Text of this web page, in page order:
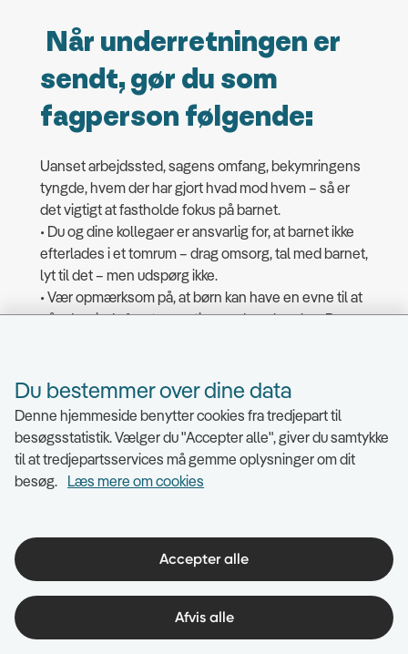
Når underretningen er
sendt, gør du som
fagperson følgende:
Uanset arbejdssted, sagens omfang, bekymringens
tyngde, hvem der har gjort hvad mod hvem – så er
det vigtigt at fastholde fokus på barnet.
• Du og dine kollegaer er ansvarlig for, at barnet ikke
efterlades i et tomrum – drag omsorg, tal med barnet,
lyt til det – men udspørg ikke.
• Vær opmærksom på, at børn kan have en evne til at
gå ud og ind af en traumatiserende oplevelse. De
hensyn.
• Hold stadig øje med barnets trivsel, selvom andre
fagpersoner er involveret.
Når Børne- og
Familierådgivningen
modtager underretning
Du bestemmer over dine data
Denne hjemmeside benytter cookies fra tredjepart til
besøgsstatistik. Vælger du "Accepter alle", giver du samtykke
til at tredjepartsservices må gemme oplysninger om dit
besøg. Læs mere om cookies
Accepter alle
Afvis alle